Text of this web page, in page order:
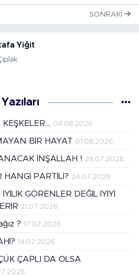
SONRAKI
Yiğit
KEŞKELER… 04.08.2026
BİR HAYAT 01.08.2026
İNŞALLAH ! 28.07.2026
HANGİ PARTİLİ? 24.07.2026
İYİLİK GÖRENLER DEĞİL İYİYİ
21.07.2026
? 17.07.2026
14.07.2026
ÇAPLI DA OLSA